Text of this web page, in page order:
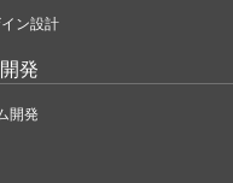
ン設計
発
開発